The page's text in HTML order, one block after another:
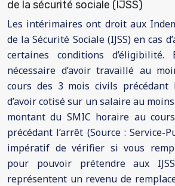
de la sécurité sociale (IJSS)
Les intérimaires ont droit aux
de la Sécurité Sociale (IJSS) en cas
certaines conditions
nécessaire d’avoir travaillé au
cours des 3 mois civils précédant
d’avoir cotisé sur un salaire au
montant du SMIC horaire au
précédant l’arrêt (Source : Service-
impératif de vérifier si vous
pour pouvoir prétendre aux
représentent un revenu de